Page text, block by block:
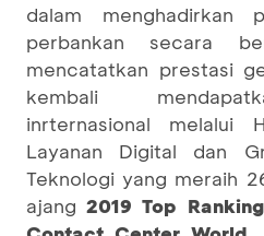
dalam menghadirkan
perbankan secara
mencatatkan prestasi
kembali
inrternasional melalui
Layanan Digital dan
Teknologi yang meraih
ajang2019 Top